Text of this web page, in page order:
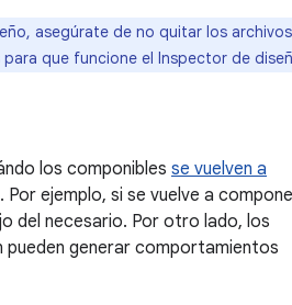
asegúrate de no quitar los archivos
para que funcione el Inspector de
los componibles se vuelven a
ejemplo, si se vuelve a
del necesario. Por otro lado, los
pueden generar comportamientos